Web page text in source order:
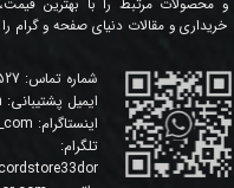
شماره تماس:
ایمیل پشتیبانی:
اینستاگرام:
تلگرام:
و محصولات مرتبط را با بهترین
خریداری و مقالات دنیای صفحه و گرام را